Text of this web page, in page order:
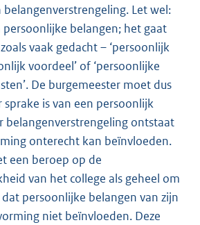
belangenverstrengeling. Let wel:
belangen; het gaat
vaak gedacht – ‘persoonlijk
voordeel’ of ‘persoonlijke
De burgemeester moet dus
is van een persoonlijk
belangenverstrengeling ontstaat
onterecht kan beïnvloeden.
een beroep op de
van het college als geheel om
persoonlijke belangen van zijn
niet beïnvloeden. Deze